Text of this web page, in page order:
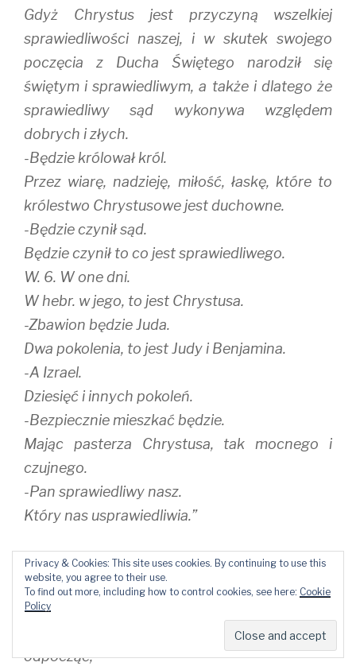
Gdyż Chrystus jest przyczyną wszelkiej
sprawiedliwości naszej, i w skutek swojego
poczęcia z Ducha Świętego narodził się
świętym i sprawiedliwym, a także i dlatego że
sprawiedliwy sąd wykonywa względem
dobrych i złych.
-Będzie królował król.
Przez wiarę, nadzieję, miłość, łaskę, które to
królestwo Chrystusowe jest duchowne.
-Będzie czynił sąd.
Będzie czynił to co jest sprawiedliwego.
W. 6. W one dni.
W hebr. w jego, to jest Chrystusa.
-Zbawion będzie Juda.
Dwa pokolenia, to jest Judy i Benjamina.
-A Izrael.
Dziesięć i innych pokoleń.
-Bezpiecznie mieszkać będzie.
Mając pasterza Chrystusa, tak mocnego i
czujnego.
-Pan sprawiedliwy nasz.
Który nas usprawiedliwia.”
,,Pan jest moim pasterzem,
niczego mi nie braknie,
pozwala mi leżeć na zielonych pastwiskach.
Prowadzi mnie nad wody, gdzie mogę
odpocząć,
Privacy & Cookies: This site uses cookies. By continuing to use this
website, you agree to their use.
To find out more, including how to control cookies, see here: Cookie
Policy